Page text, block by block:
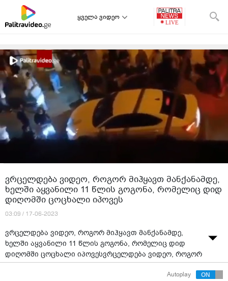
ყველა ვიდეო
ვრცელდება ვიდეო, როგორ მიჰყავთ მანქანამდე,
ხელში აყვანილი 11 წლის გოგონა, რომელიც დიდ
დიღომში ცოცხალი იპოვეს
03:09 / 17-06-2023
ვრცელდება ვიდეო, როგორ მიჰყავთ მანქანამდე,
ხელში აყვანილი 11 წლის გოგონა, რომელიც დიდ
დიღომში ცოცხალი იპოვესვრცელდება ვიდეო, როგორ
მიჰყავთ მანქანამდე, ხელში აყვანილი 11 წლის
გოგონა, რომელიც დიდ დიღომში ცოცხალი იპოვეს
Autoplay